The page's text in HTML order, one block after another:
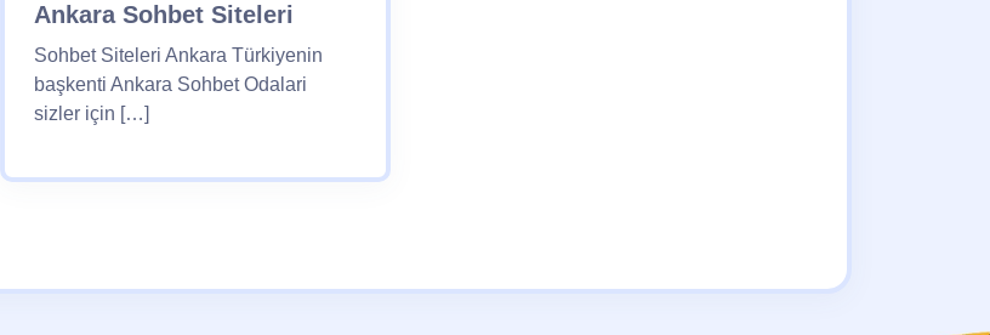
Ankara Sohbet Siteleri
Sohbet Siteleri Ankara Türkiyenin
başkenti Ankara Sohbet Odalari
sizler için […]